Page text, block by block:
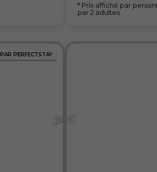
* Prix affiché par
par 2 adultes
PERFECTSTAY